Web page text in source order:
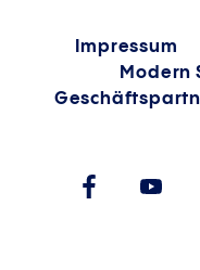
Impressum
Modern